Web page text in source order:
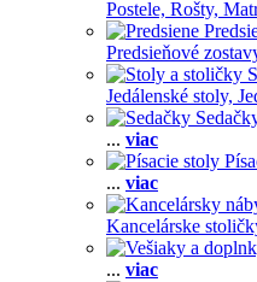
Postele, Rošty,
Predsieňové
Jedálenské stoly,
... viac
... viac
Kancelárske
... viac